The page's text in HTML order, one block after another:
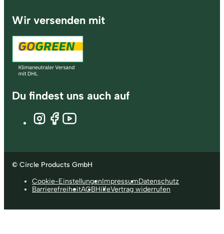
Wir versenden mit
Du findest uns auch auf
© Circle Products GmbH
Cookie-EinstellungenImpressumDatenschutz
BarrierefreiheitAGBHilfeVertrag widerrufen